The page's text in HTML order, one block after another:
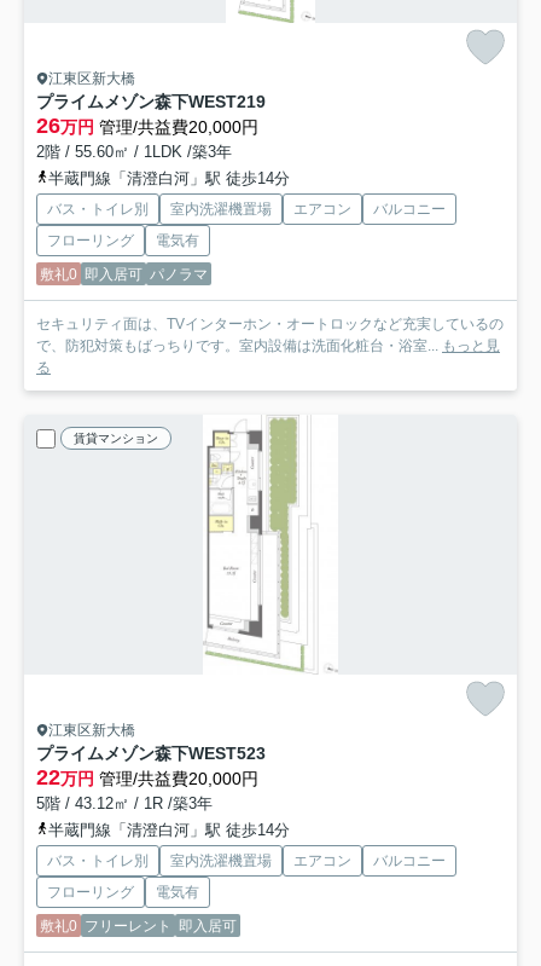
江東区新大橋
プライムメゾン森下WEST219
26万円 管理/共益費20,000円
2階 / 55.60㎡ / 1LDK /築3年
半蔵門線「清澄白河」駅 徒歩14分
バス・トイレ別 室内洗濯機置場 エアコン
バルコニー
フローリング
電気有
敷礼0 即入居可 パノラマ
セキュリティ面は、TVインターホン・オートロックなど充実しているの
で、防犯対策もばっちりです。室内設備は洗面化粧台・浴室... もっと見
る
賃貸マンション
江東区新大橋
プライムメゾン森下WEST523
22万円 管理/共益費20,000円
5階 / 43.12㎡ / 1R /築3年
半蔵門線「清澄白河」駅 徒歩14分
バス・トイレ別 室内洗濯機置場 エアコン
バルコニー
フローリング
電気有
敷礼0 フリーレント 即入居可